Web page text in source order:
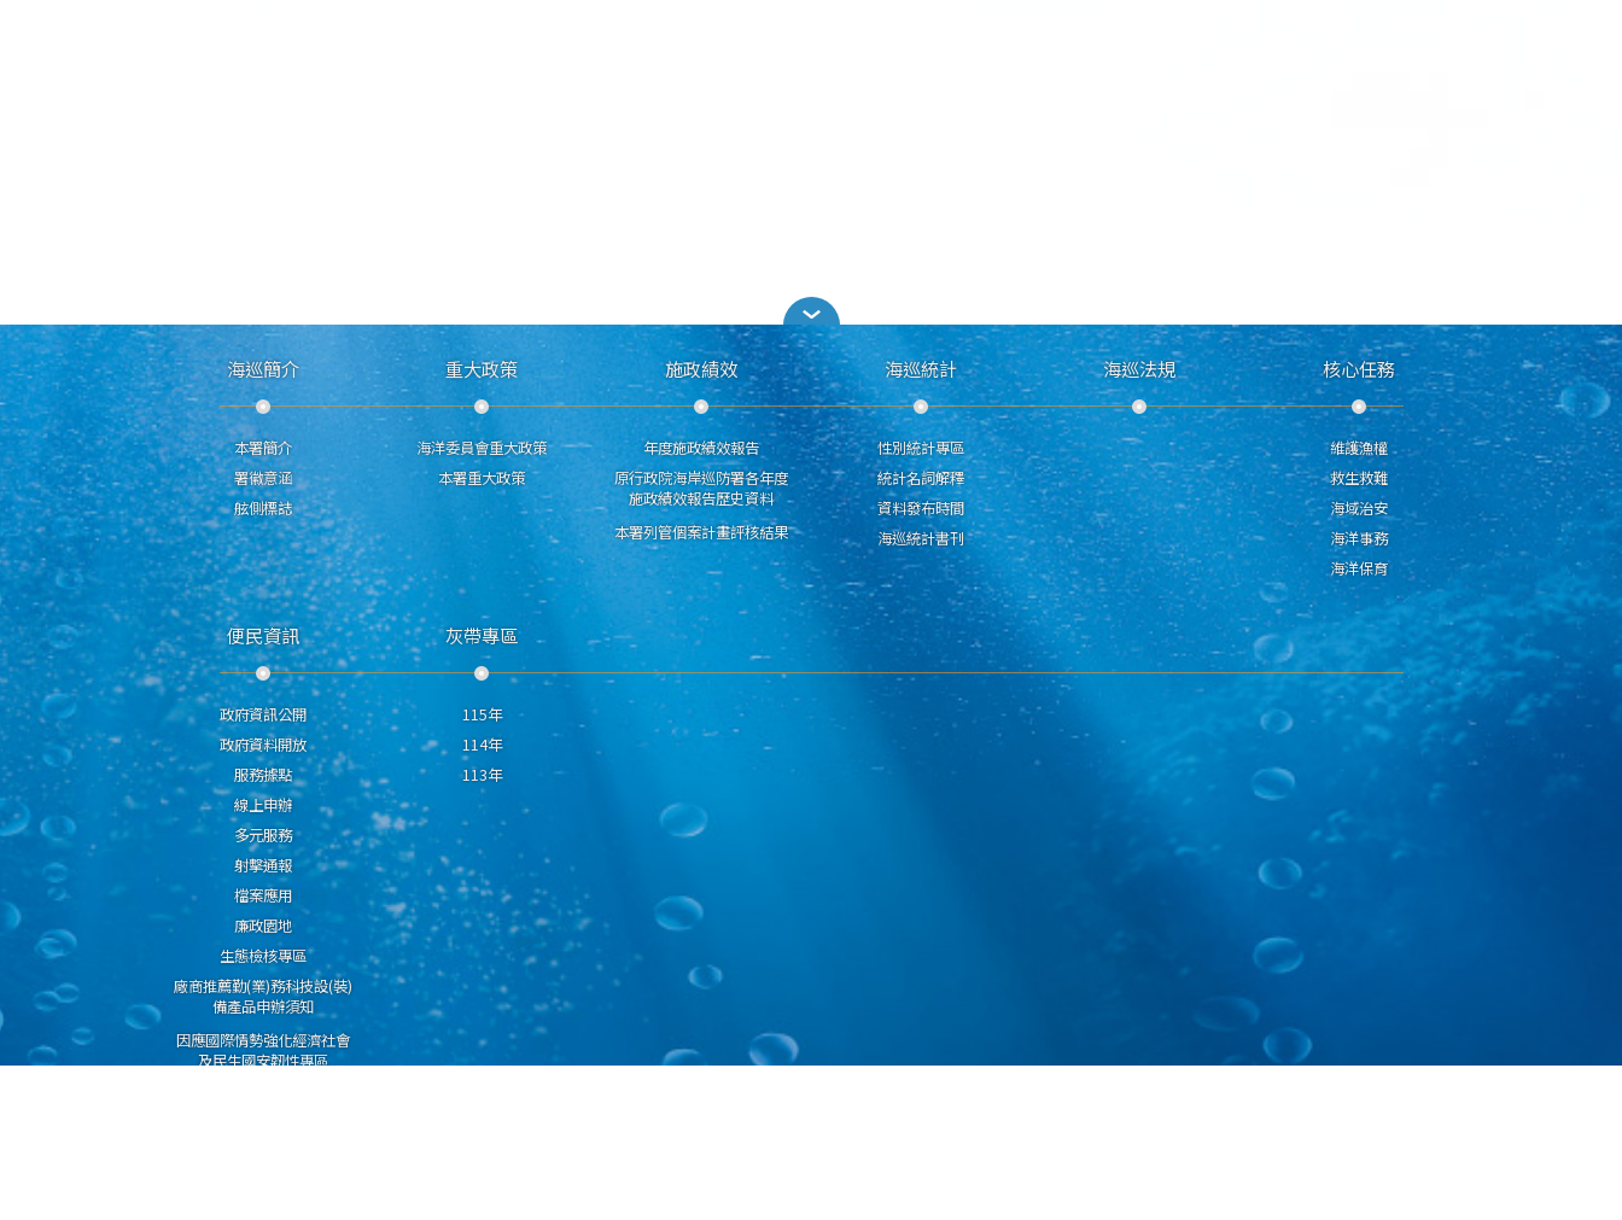
海巡簡介
本署簡介
署徽意涵
舷側標誌
重大政策
海洋委員會重大政策
本署重大政策
施政績效
年度施政績效報告
原行政院海岸巡防署各年度
施政績效報告歷史資料
本署列管個案計畫評核結果
海巡統計
性別統計專區
統計名詞解釋
資料發布時間
海巡統計書刊
海巡法規 核心任務
維護漁權
救生救難
海域治安
海洋事務
海洋保育
便民資訊
政府資訊公開
政府資料開放
服務據點
線上申辦
多元服務
射擊通報
檔案應用
廉政園地
生態檢核專區
廠商推薦勤(業)務科技設(裝)
備產品申辦須知
因應國際情勢強化經濟社會
及民生國安韌性專區
灰帶專區
115年
114年
113年